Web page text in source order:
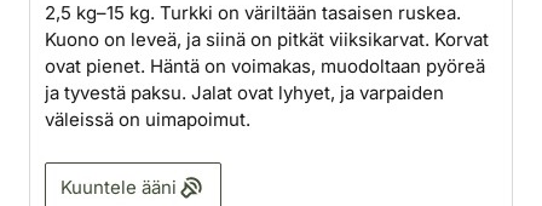
2,5 kg–15 kg. Turkki on väriltään tasaisen ruskea.
Kuono on leveä, ja siinä on pitkät viiksikarvat. Korvat
ovat pienet. Häntä on voimakas, muodoltaan pyöreä
ja tyvestä paksu. Jalat ovat lyhyet, ja varpaiden
väleissä on uimapoimut.
Kuuntele ääni